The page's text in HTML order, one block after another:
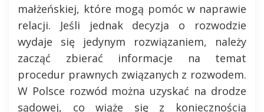
małżeńskiej, które mogą pomóc w naprawie
relacji. Jeśli jednak decyzja o rozwodzie
wydaje się jedynym rozwiązaniem, należy
zacząć zbierać informacje na temat
procedur prawnych związanych z rozwodem.
W Polsce rozwód można uzyskać na drodze
sądowej, co wiąże się z koniecznością